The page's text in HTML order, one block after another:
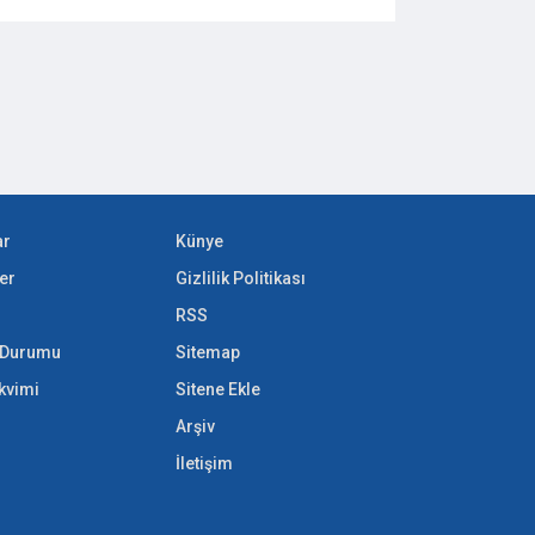
Künye
Gizlilik Politikası
RSS
Sitemap
Sitene Ekle
Arşiv
İletişim